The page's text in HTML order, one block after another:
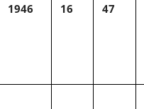
1946 16 47